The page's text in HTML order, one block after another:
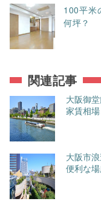
100平米
何坪？
関連記事
大阪御
家賃相
大阪市
便利な